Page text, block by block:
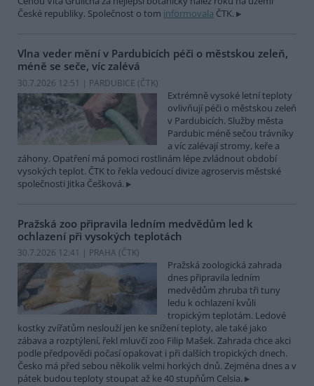
České republiky. Společnost o tom informovala ČTK.
Vlna veder mění v Pardubicích péči o městskou zeleň,
méně se seče, víc zalévá
30.7.2026 12:51 | PARDUBICE (ČTK)
Extrémně vysoké letní teploty
ovlivňují péči o městskou zeleň
v Pardubicích. Služby města
Pardubic méně sečou trávníky
a víc zalévají stromy, keře a
záhony. Opatření má pomoci rostlinám lépe zvládnout období
vysokých teplot. ČTK to řekla vedoucí divize agroservis městské
společnosti Jitka Češková.
Pražská zoo připravila ledním medvědům led k
ochlazení při vysokých teplotách
30.7.2026 12:41 | PRAHA (ČTK)
Pražská zoologická zahrada
dnes připravila ledním
medvědům zhruba tři tuny
ledu k ochlazení kvůli
tropickým teplotám. Ledové
kostky zvířatům neslouží jen ke snížení teploty, ale také jako
zábava a rozptýlení, řekl mluvčí zoo Filip Mašek. Zahrada chce akci
podle předpovědi počasí opakovat i při dalších tropických dnech.
Česko má před sebou několik velmi horkých dnů. Zejména dnes a v
pátek budou teploty stoupat až ke 40 stupňům Celsia.